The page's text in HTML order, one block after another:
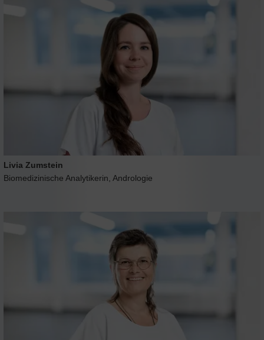
Livia Zumstein
Biomedizinische Analytikerin, Andrologie